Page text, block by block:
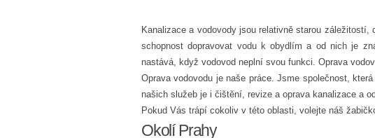
Kanalizace a vodovody jsou relativně starou
schopnost dopravovat vodu k obydlím a od nich je
nastává, když vodovod neplní svou funkci. Oprava
Oprava vodovodu je naše práce. Jsme společnost,
našich služeb je i čištění, revize a oprava kanalizace a
Pokud Vás trápí cokoliv v této oblasti, volejte náš
Okolí Prahy